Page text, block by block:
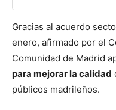
Gracias al acuerdo
enero, afirmado por el
Comunidad de Madrid
para mejorar la calidad
públicos madrileños.